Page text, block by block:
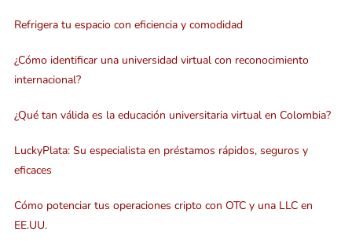
Refrigera tu espacio con eficiencia y comodidad
¿Cómo identificar una universidad virtual con reconocimiento
internacional?
¿Qué tan válida es la educación universitaria virtual en Colombia?
LuckyPlata: Su especialista en préstamos rápidos, seguros y
eficaces
Cómo potenciar tus operaciones cripto con OTC y una LLC en
EE.UU.